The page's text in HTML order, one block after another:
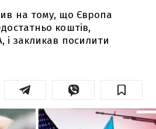
на тому, що Європа
коштів,
і закликав посилити